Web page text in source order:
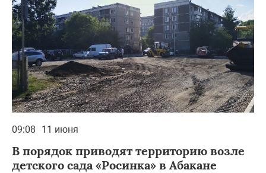
09:08 11 июня
В порядок приводят территорию возле
детского сада «Росинка» в Абакане